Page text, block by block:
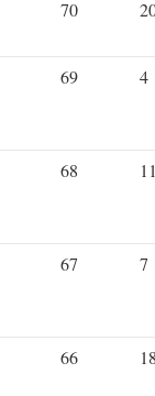
70
69 4
68
67 7
66